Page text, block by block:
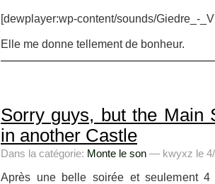
[dewplayer:wp-content/sounds/Giedre_-
Elle me donne tellement de bonheur.
Sorry guys, but the Main
in another Castle
Dans la catégorie: Monte le son — kwyxz le 4/
Après une belle soirée et seulement 4